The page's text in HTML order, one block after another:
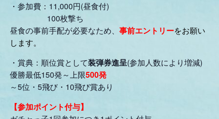
・参加費：11,000円(昼食付)
100枚撃ち
昼食の事前手配が必要なため、 事前エントリーをお願い
します。
・賞典：順位賞として装弾券進呈(参加人数により増減)
優勝最低150発～上限500発
～5位・5飛び・10飛び賞あり
【参加ポイント付与】